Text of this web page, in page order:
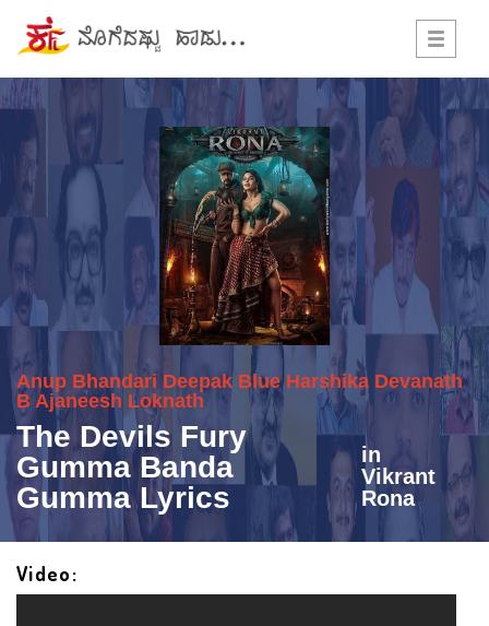
Toggle
Anup Bhandari Deepak BlueHarshika Devanath
B Ajaneesh Loknath
The Devils Fury
Gumma Banda
Gumma Lyrics
in
Vikrant
Rona
Video: